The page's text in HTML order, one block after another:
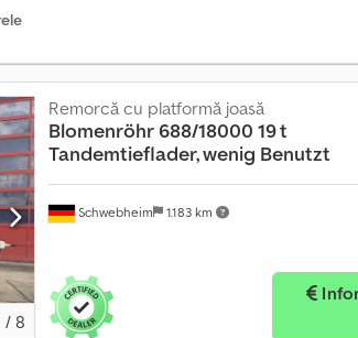
/ 8
Schwebheim 1.183 km
Remorcă cu platformă joasă
Blomenröhr 688/18000 19 t
Tandemtieflader, wenig Benutzt